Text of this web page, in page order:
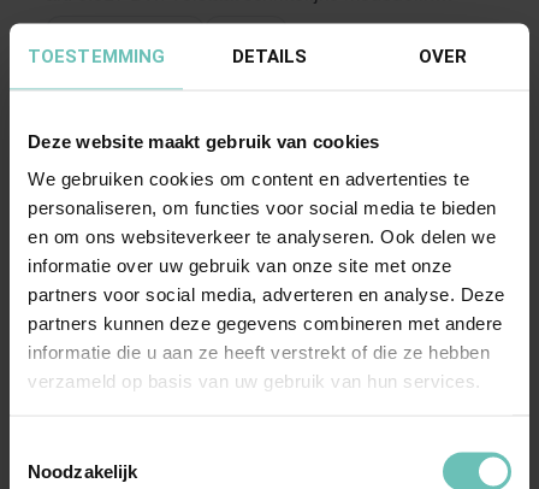
TOESTEMMING DETAILS OVER
Deze website maakt gebruik van cookies
We gebruiken cookies om content en advertenties te
personaliseren, om functies voor social media te bieden
en om ons websiteverkeer te analyseren. Ook delen we
informatie over uw gebruik van onze site met onze
partners voor social media, adverteren en analyse. Deze
partners kunnen deze gegevens combineren met andere
informatie die u aan ze heeft verstrekt of die ze hebben
verzameld op basis van uw gebruik van hun services.
Noodzakelijk
...
18 JULI 2025
Uitspraak Hoge Raad: Vermogensrecht.
Verjaring (ECLI:NL:HR:2025:1168, 18 juli 2025,
nr. 24/02977)
ex art. 1:88/1:89 BW m.b.t. door echtgenoot